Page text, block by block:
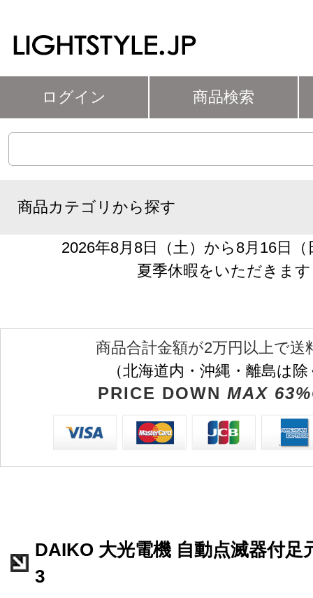
ログイン 商品検索
商品カテゴリから探す
2026年8月8日（土）から8月16日
夏季休暇をいただきます
商品合計金額が2万円以上で送
（北海道内・沖縄・離島は
PRICE DOWN MAX
DAIKO 大光電機 自動点滅器付足
3